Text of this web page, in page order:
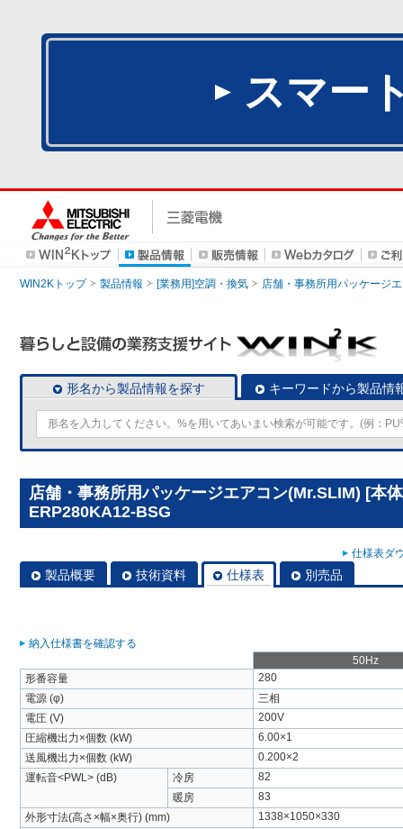
スマー
WIN2Kトップ 製品情報 [業務用]空調・換気 店舗・事務所用パッケージ
形名から製品情報を探す キーワードから製品情
店舗・事務所用パッケージエアコン(Mr.SLIM) [本
ERP280KA12-BSG
仕様表ダ
製品概要 技術資料 仕様表 別売品
納入仕様書を確認する
50Hz
形番容量
280
電源 (φ)
三相
電圧 (V)
200V
圧縮機出力×個数 (kW)
6.00×1
送風機出力×個数 (kW)
0.200×2
運転音<PWL> (dB)
冷房
82
暖房
83
外形寸法(高さ×幅×奥行) (mm)
1338×1050×330